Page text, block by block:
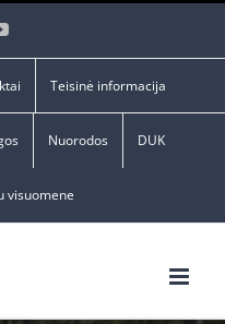
YouTube
Teisinė informacija
Nuorodos DUK
visuomene